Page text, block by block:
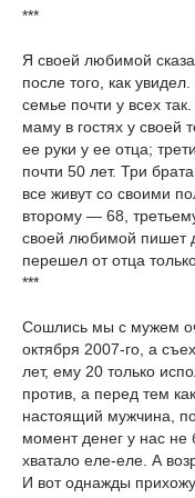
***
Я своей любимой
после того, как
семье почти у всех
маму в гостях у своей
ее руки у ее отца;
почти 50 лет. Три
все живут со своими
второму — 68,
своей любимой пишет
перешел от отца
***
Сошлись мы с мужем
октября 2007-го, а
лет, ему 20 только
против, а перед тем
настоящий мужчина,
момент денег у нас
хватало еле-еле. А
И вот однажды